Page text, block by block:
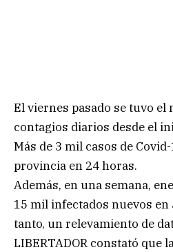
El viernes pasado se tuvo el
contagios diarios desde el
Más de 3 mil casos de
provincia en 24 horas.
Además, en una semana,
15 mil infectados nuevos
tanto, un relevamiento de
LIBERTADOR constató que